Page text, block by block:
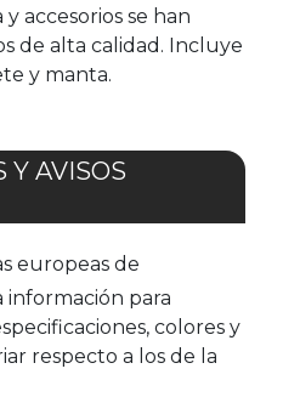
accesorios se han
de alta calidad. Incluye
y manta.
Y AVISOS
europeas de
información para
colores y
respecto a los de la